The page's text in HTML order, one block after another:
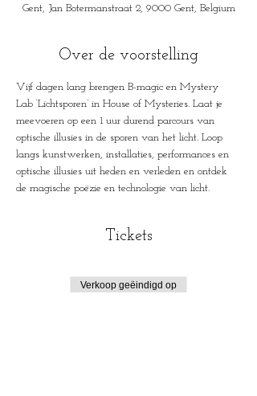
Gent, Jan Botermanstraat 2, 9000 Gent, Belgium
Over de voorstelling
Vijf dagen lang brengen B-magic en Mystery
Lab ‘Lichtsporen’ in House of Mysteries. Laat je
meevoeren op een 1 uur durend parcours van
optische illusies in de sporen van het licht. Loop
langs kunstwerken, installaties, performances en
optische illusies uit heden en verleden en ontdek
de magische poëzie en technologie van licht.
Tickets
Verkoop geëindigd op